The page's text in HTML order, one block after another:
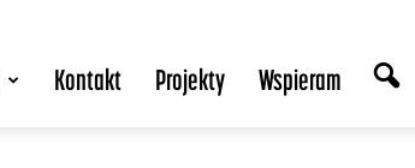
Kontakt Projekty Wspieram